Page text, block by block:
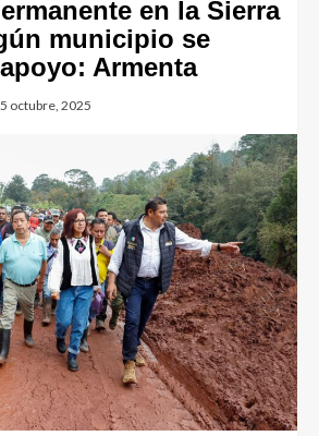
en la Sierra
municipio se
Armenta
octubre, 2025